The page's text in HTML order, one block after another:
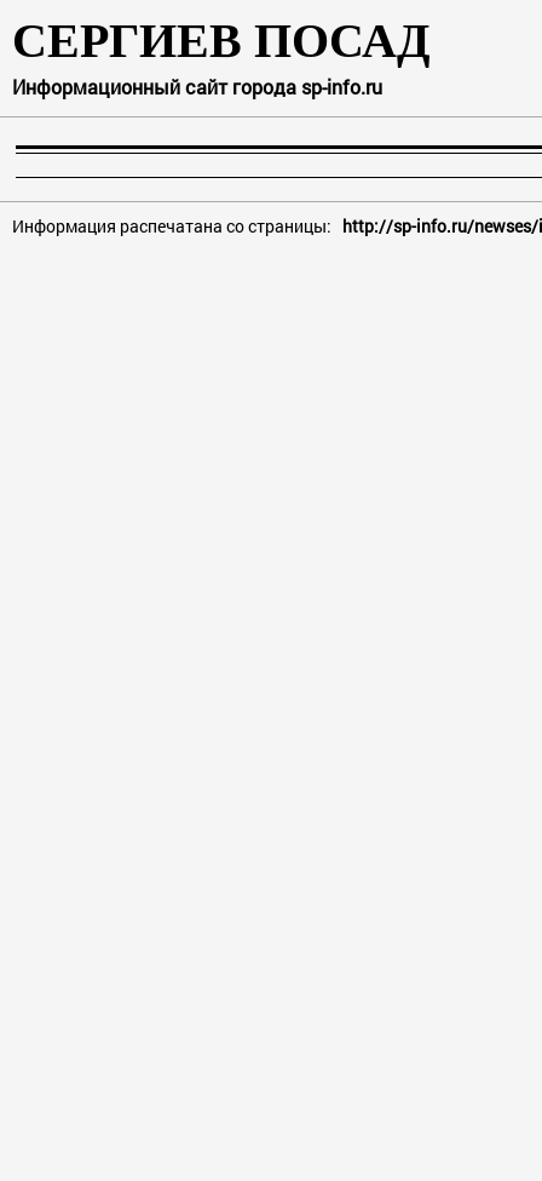
СЕРГИЕВ ПОСАД
Информационный сайт города sp-info.ru
Информация распечатана со страницы: http://sp-info.ru/